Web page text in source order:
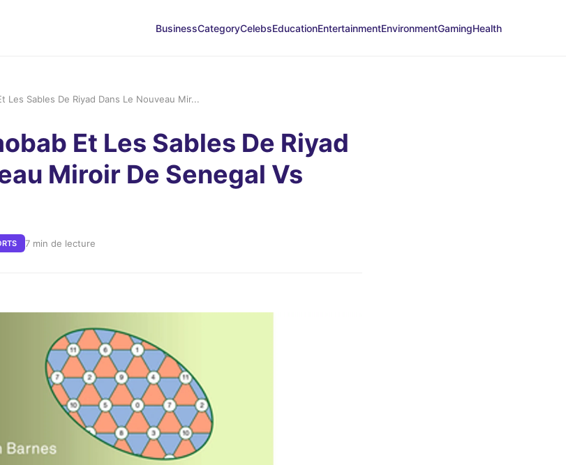
BusinessCategoryCelebsEducationEntertainmentEnvironmentGamingHealth
Les Sables De Riyad Dans Le Nouveau Mir...
Et Les Sables De Riyad
Miroir De Senegal Vs
7 min de lecture